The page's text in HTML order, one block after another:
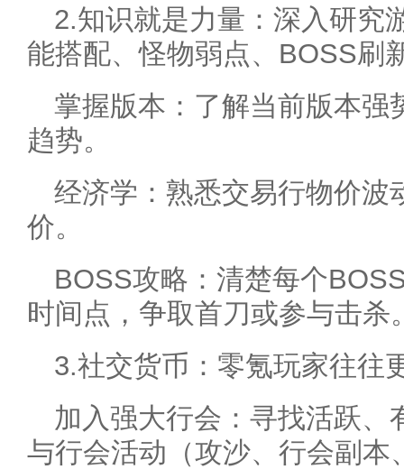
2.知识就是力量：深入研究
能搭配、怪物弱点、BOSS刷
掌握版本：了解当前版本强
趋势。
经济学：熟悉交易行物价波
价。
BOSS攻略：清楚每个
时间点，争取首刀或参与击杀
3.社交货币：零氪玩家往往
加入强大行会：寻找活跃、
与行会活动（攻沙、行会副本